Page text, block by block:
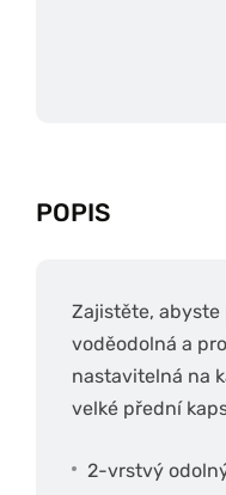
POPIS
Zajistěte,
voděodolná a
nastavitelná na
velké přední
2-vrstvý